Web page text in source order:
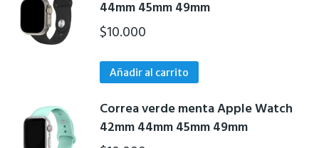
44mm 45mm 49mm
$10.000
Añadir al carrito
Correa verde menta Apple Watch
42mm 44mm 45mm 49mm